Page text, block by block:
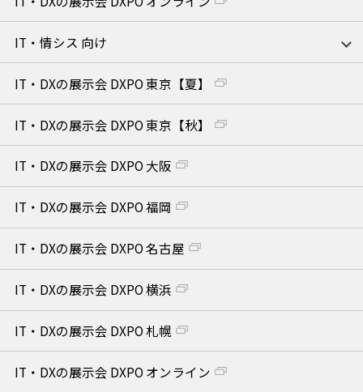
IT・情シス 向け
IT・DXの展示会 DXPO 東京【夏】
IT・DXの展示会 DXPO 東京【秋】
IT・DXの展示会 DXPO 大阪
IT・DXの展示会 DXPO 福岡
IT・DXの展示会 DXPO 名古屋
IT・DXの展示会 DXPO 横浜
IT・DXの展示会 DXPO 札幌
IT・DXの展示会 DXPO オンライン